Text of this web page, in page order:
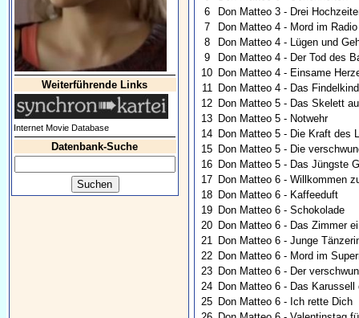
Weiterführende Links
Internet Movie Database
Datenbank-Suche
6
Don Matteo 3 - Drei
7
Don Matteo 4 - Mord im Radio
8
Don Matteo 4 - Lügen und
9
Don Matteo 4 - Der Tod des
10 Don Matteo 4 - Einsame
11 Don Matteo 4 - Das Findelkind
12 Don Matteo 5 - Das Skelett
13 Don Matteo 5 - Notwehr
14 Don Matteo 5 - Die Kraft des
15 Don Matteo 5 - Die
16 Don Matteo 5 - Das Jüngste
17 Don Matteo 6 - Willkommen
18 Don Matteo 6 - Kaffeeduft
19 Don Matteo 6 - Schokolade
20 Don Matteo 6 - Das Zimmer
21 Don Matteo 6 - Junge
22 Don Matteo 6 - Mord im
23 Don Matteo 6 - Der
24 Don Matteo 6 - Das Karussell
25 Don Matteo 6 - Ich rette Dich